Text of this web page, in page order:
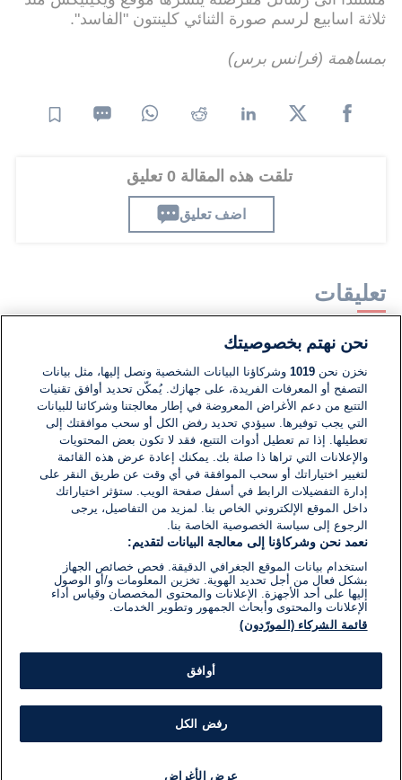
ثلاثة اسابيع لرسم صورة الثنائي كلينتون "الفاسد".
بمساهمة (فرانس برس)
تلقت هذه المقالة 0 تعليق
اضف تعليق
تعليقات
لا توجد تعليقات مكتوبة حتى الآن. كن الأول!
اكتب تعليقًا جديدًا ...
نحن نهتم بخصوصيتك
نخزن نحن1019 وشركاؤنا البيانات الشخصية ونصل إليها، مثل بيانات
التصفح أو المعرفات الفريدة، على جهازك. يُمكّن تحديد أوافق تقنيات
التتبع من دعم الأغراض المعروضة في إطار معالجتنا وشركائنا للبيانات
التي يجب توفيرها. سيؤدي تحديد رفض الكل أو سحب موافقتك إلى
تعطيلها. إذا تم تعطيل أدوات التتبع، فقد لا تكون بعض المحتويات
والإعلانات التي تراها ذا صلة بك. يمكنك إعادة عرض هذه القائمة
لتغيير اختياراتك أو سحب الموافقة في أي وقت عن طريق النقر على
إدارة التفضيلات الرابط في أسفل صفحة الويب. ستؤثر اختياراتك
داخل الموقع الإلكتروني الخاص بنا. لمزيد من التفاصيل، يرجى
الرجوع إلى سياسة الخصوصية الخاصة بنا.
نعمد نحن وشركاؤنا إلى معالجة البيانات لتقديم:
استخدام بيانات الموقع الجغرافي الدقيقة. فحص خصائص الجهاز
بشكل فعال من أجل تحديد الهوية. تخزين المعلومات و/أو الوصول
إليها على أحد الأجهزة. الإعلانات والمحتوى المخصصان وقياس أداء
الإعلانات والمحتوى وأبحاث الجمهور وتطوير الخدمات.
قائمة الشركاء (المورّدون)
أوافق
رفض الكل
عرض الأغراض